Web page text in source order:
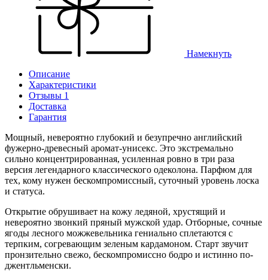
Намекнуть
Описание
Характеристики
Отзывы 1
Доставка
Гарантия
Мощный, невероятно глубокий и безупречно английский
фужерно-древесный аромат-унисекс. Это экстремально
сильно концентрированная, усиленная ровно в три раза
версия легендарного классического одеколона. Парфюм для
тех, кому нужен бескомпромиссный, суточный уровень лоска
и статуса.
Открытие обрушивает на кожу ледяной, хрустящий и
невероятно звонкий пряный мужской удар. Отборные, сочные
ягоды лесного можжевельника гениально сплетаются с
терпким, согревающим зеленым кардамоном. Старт звучит
пронзительно свежо, бескомпромиссно бодро и истинно по-
джентльменски.